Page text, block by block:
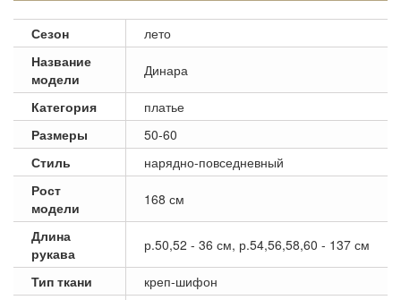
Сезон
лето
Название
модели
Динара
Категория
платье
Размеры
50-60
Стиль
нарядно-повседневный
Рост
модели
168 см
Длина
рукава
р.50,52 - 36 см, р.54,56,58,60 - 137 см
Тип ткани
креп-шифон